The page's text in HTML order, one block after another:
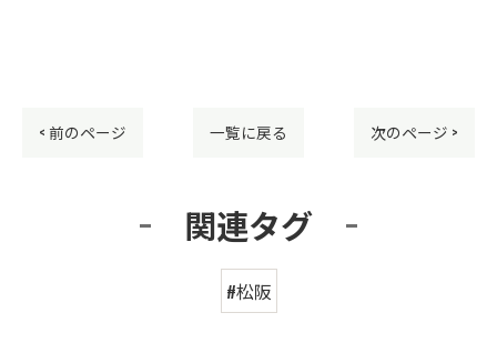
< 前のページ 一覧に戻る 次のページ >
関連タグ
#松阪